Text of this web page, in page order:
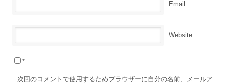
Email
Website
次回のコメントで使用するためブラウザーに自分の名前、メールア
*